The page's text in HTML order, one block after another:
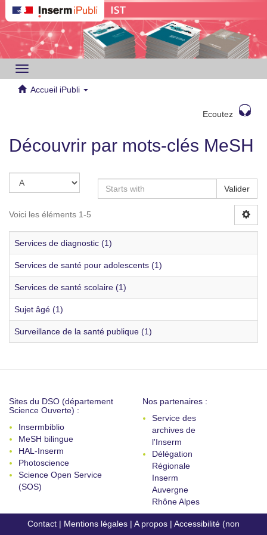
Toggle
navigation
Accueil iPubli
Ecoutez
Découvrir par mots-clés MeSH
Valider
Voici les éléments 1-5
Services de diagnostic (1)
Services de santé pour adolescents (1)
Services de santé scolaire (1)
Sujet âgé (1)
Surveillance de la santé publique (1)
Sites du DSO (département
Science Ouverte) :
Insermbiblio
MeSH bilingue
HAL-Inserm
Photoscience
Science Open Service
(SOS)
Nos partenaires :
Service des
archives de
l'Inserm
Délégation
Régionale
Inserm
Auvergne
Rhône Alpes
Contact | Mentions légales | A propos | Accessibilité (non